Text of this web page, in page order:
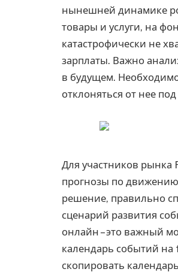
нынешней динамике
товары и услуги, на
катастрофически не
зарплаты. Важно
в будущем.
отклоняться от нее
Для участников
прогнозы по
решение, правильно
сценарий развития
онлайн – это важный
календарь событий на
скопировать